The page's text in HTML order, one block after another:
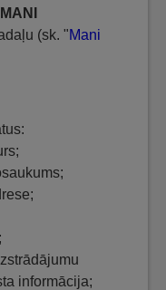
MANI
(sk. "Mani
informācija;